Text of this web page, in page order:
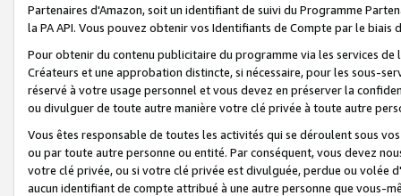
Partenaires d'Amazon, soit un identifiant de suivi du Programme
la PA API. Vous pouvez obtenir vos Identifiants de Compte par le biais
Pour obtenir du contenu publicitaire du programme via les services
Créateurs et une approbation distincte, si nécessaire, pour les sous-
réservé à votre usage personnel et vous devez en préserver la
ou divulguer de toute autre manière votre clé privée à toute autre
Vous êtes responsable de toutes les activités qui se déroulent sous
ou par toute autre personne ou entité. Par conséquent, vous devez
votre clé privée, ou si votre clé privée est divulguée, perdue ou volée
aucun identifiant de compte attribué à une autre personne que vous-